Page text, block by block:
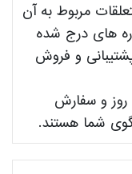
مربوط به آن
های درج شده
و فروش
و سفارش
شما هستند.